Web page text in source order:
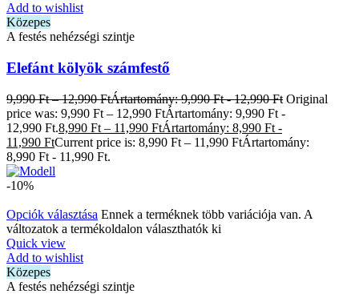
Add to wishlist
Közepes
A festés nehézségi szintje
Elefánt kölyök számfestő
9,990Ft – 12,990FtÁrtartomány: 9,990 Ft - 12,990 Ft Original
price was: 9,990 Ft – 12,990 FtÁrtartomány: 9,990 Ft -
12,990 Ft.8,990 Ft – 11,990 FtÁrtartomány: 8,990 Ft -
11,990 FtCurrent price is: 8,990 Ft – 11,990 FtÁrtartomány:
8,990 Ft - 11,990 Ft.
-10%
Opciók választása Ennek a terméknek több variációja van. A
változatok a termékoldalon választhatók ki
Quick view
Add to wishlist
Közepes
A festés nehézségi szintje